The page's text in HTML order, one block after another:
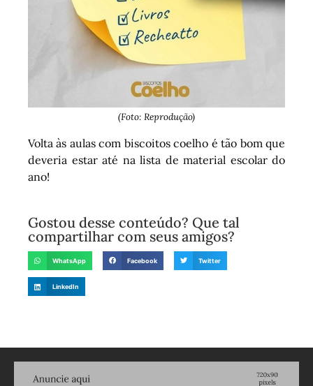
(Foto: Reprodução)
Volta às aulas com biscoitos coelho é tão bom que
deveria estar até na lista de material escolar do
ano!
Gostou desse conteúdo? Que tal
compartilhar com seus amigos?
WhatsApp Facebook Twitter
LinkedIn